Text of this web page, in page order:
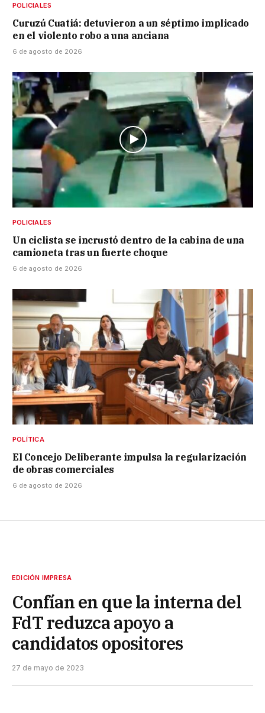
POLICIALES
Curuzú Cuatiá: detuvieron a un séptimo implicado
en el violento robo a una anciana
6 de agosto de 2026
POLICIALES
Un ciclista se incrustó dentro de la cabina de una
camioneta tras un fuerte choque
6 de agosto de 2026
POLÍTICA
El Concejo Deliberante impulsa la regularización
de obras comerciales
6 de agosto de 2026
EDICIÓN IMPRESA
Confían en que la interna del
FdT reduzca apoyo a
candidatos opositores
27 de mayo de 2023